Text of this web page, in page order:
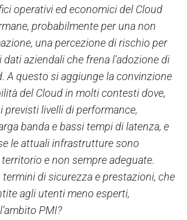
operativi ed economici del Cloud
probabilmente per una non
una percezione di rischio per
dati aziendali che frena l'adozione di
A questo si aggiunge la convinzione
del Cloud in molti contesti dove,
previsti livelli di performance,
banda e bassi tempi di latenza, e
le attuali infrastrutture sono
e non sempre adeguate.
termini di sicurezza e prestazioni, che
agli utenti meno esperti,
PMI?